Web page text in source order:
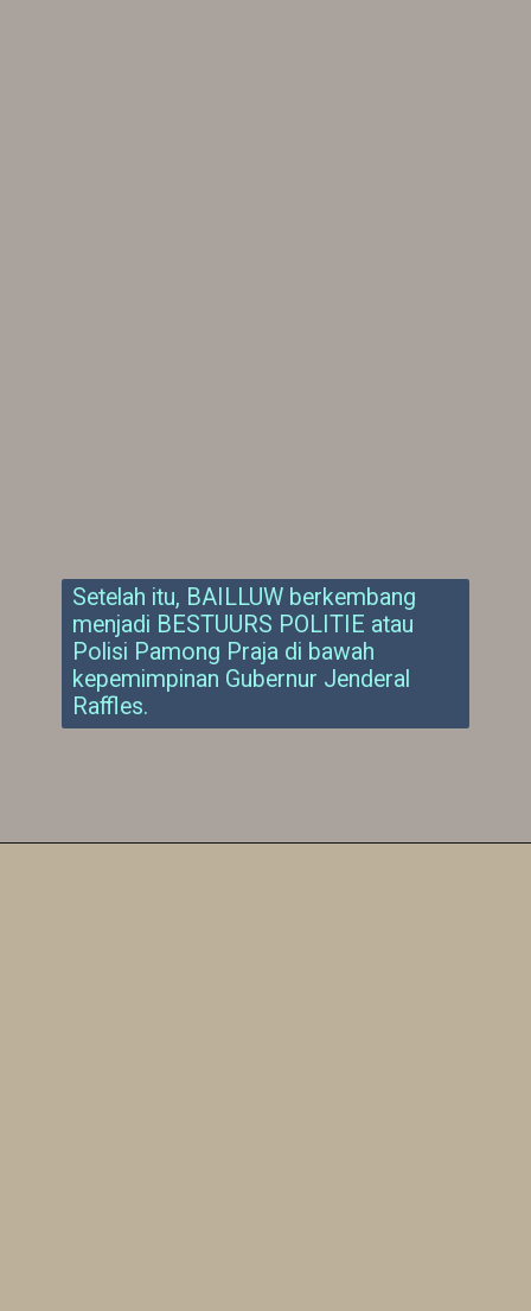
Setelah itu, BAILLUW berkembang
menjadi BESTUURS POLITIE atau
Polisi Pamong Praja di bawah
kepemimpinan Gubernur Jenderal
Raffles.